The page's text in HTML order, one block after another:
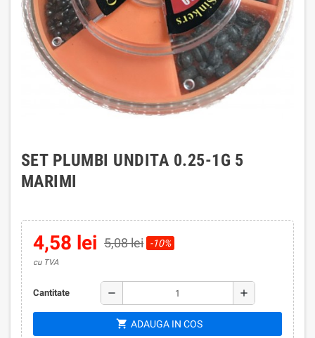
SET PLUMBI UNDITA 0.25-1G 5
MARIMI
4,58 lei 5,08 lei -10%
cu TVA
Cantitate remove add
shopping_cart ADAUGA IN COS